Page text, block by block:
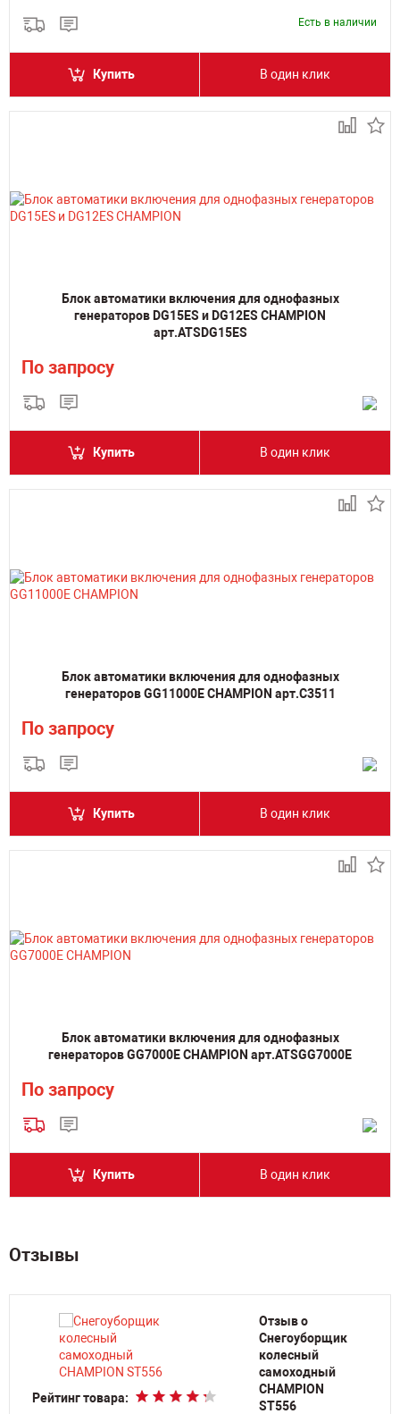
Есть в наличии
Купить В один клик
Блок автоматики включения для однофазных
генераторов DG15ES и DG12ES CHAMPION
арт.ATSDG15ES
По запросу
Купить В один клик
Блок автоматики включения для однофазных
генераторов GG11000E CHAMPION арт.C3511
По запросу
Купить В один клик
Блок автоматики включения для однофазных
генераторов GG7000E CHAMPION арт.ATSGG7000E
По запросу
Купить В один клик
Отзывы
Рейтинг товара:
Отзыв о
Снегоуборщик
колесный
самоходный
CHAMPION
ST556